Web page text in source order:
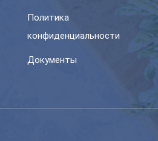
Политика
конфиденциальности
Документы